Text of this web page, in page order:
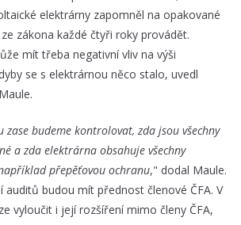
elektrárny zapomněl na opakované
zákona každé čtyři roky provádět.
mít třeba negativní vliv na výši
se s elektrárnou něco stalo, uvedl
zase budeme kontrolovat, zda jsou všechny
a zda elektrárna obsahuje všechny
přepěťovou ochranu," dodal Maule.
auditů budou mít přednost členové ČFA. V
vyloučit i její rozšíření mimo členy ČFA,